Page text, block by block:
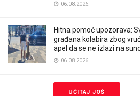
06.08.2026.
Hitna pomoć upozorava:
građana kolabira zbog
apel da se ne izlazi na
06.08.2026.
UČITAJ JOŠ